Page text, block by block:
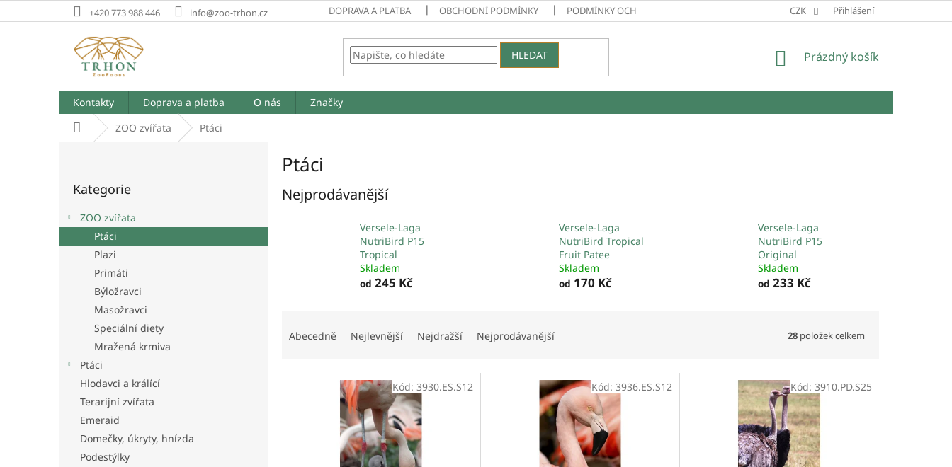
na
+420 773 988 446 info@zoo-trhon.cz DOPRAVA A PLATBA OBCHODNÍ PODMÍNKY PODMÍNKY OCHRANY OSOBNÍCH ÚDAJŮ CZK Přihlášení
HLEDAT
NÁKUPNÍ
Prázdný košík
Kontakty Doprava a platba O nás
Značky
Domů ZOO zvířata Ptáci
a
n
kategorie
Kategorie
ZOO zvířata
Ptáci
Plazi
Primáti
Býložravci
Masožravci
Speciální diety
Mražená krmiva
Ptáci
Hlodavci a králící
Terarijní zvířata
Emeraid
Domečky, úkryty, hnízda
Podestýlky
Ptáci
Nejprodávanější
Versele-Laga
NutriBird P15
Tropical
Skladem
od 245 Kč
Versele-Laga
NutriBird Tropical
Fruit Patee
Skladem
od 170 Kč
Versele-Laga
NutriBird P15
Original
Skladem
od 233 Kč
Abecedně Nejlevnější Nejdražší Nejprodávanější 28 položek celkem
Kód: 3930.ES.S12 Kód: 3936.ES.S12 Kód: 3910.PD.S25